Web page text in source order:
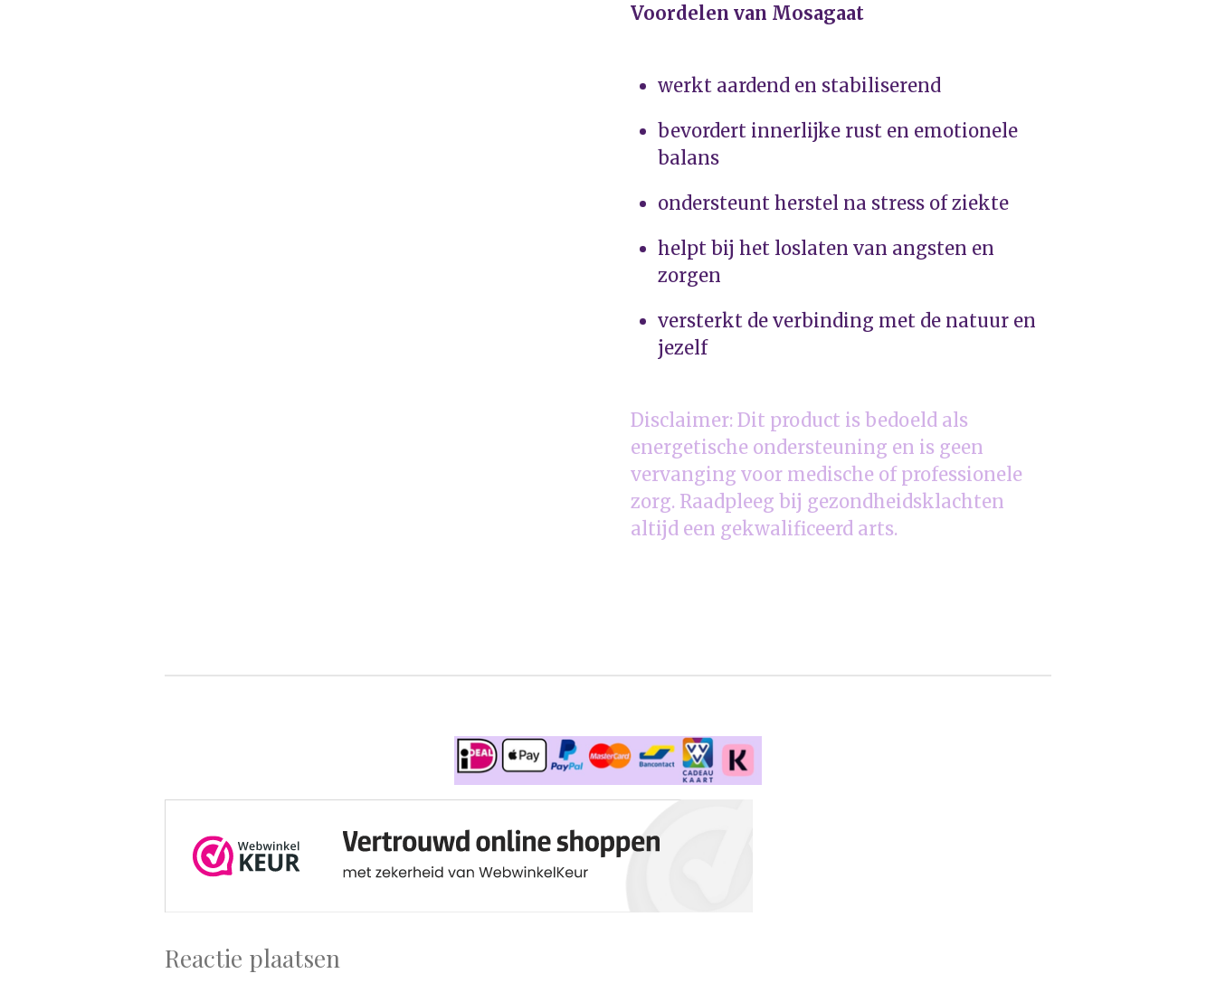
Voordelen van Mosagaat
werkt aardend en stabiliserend
bevordert innerlijke rust en emotionele
balans
ondersteunt herstel na stress of ziekte
helpt bij het loslaten van angsten en
zorgen
versterkt de verbinding met de natuur en
jezelf
Disclaimer: Dit product is bedoeld als
energetische ondersteuning en is geen
vervanging voor medische of professionele
zorg. Raadpleeg bij gezondheidsklachten
altijd een gekwalificeerd arts.
Reactie plaatsen